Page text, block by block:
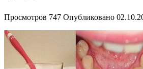
Просмотров 747 Опубликовано